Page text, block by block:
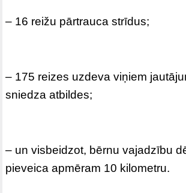
– 16 reižu pārtrauca strīdus;
– 175 reizes uzdeva viņiem
sniedza atbildes;
– un visbeidzot, bērnu vajadzību
pieveica apmēram 10 kilometru.